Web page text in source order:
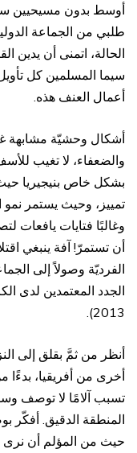
أوسط بدون مسيحيين
طلبي من الجماعة
الحالة، اتمنى أن يدين
سيما المسلمين كل
أعمال العنف هذه.
أشكال وحشيّة مشابهة
والضعفاء، لا تغيب
بشكل خاص بنيجيريا
تمييز، وحيث يستمر
وغالبًا فتايات يافعات
أن تستمرّ! آفة ينبغي
الفرديّة وصولاً إلى
2013).
أنظر من ثمَّ بقلق إلى
أخرى من أفريقيا، بدءًا
تسبب آلامًا لا توصف
المنطقة الدقيق. أفكّر
حيث من المؤلم أن نرى